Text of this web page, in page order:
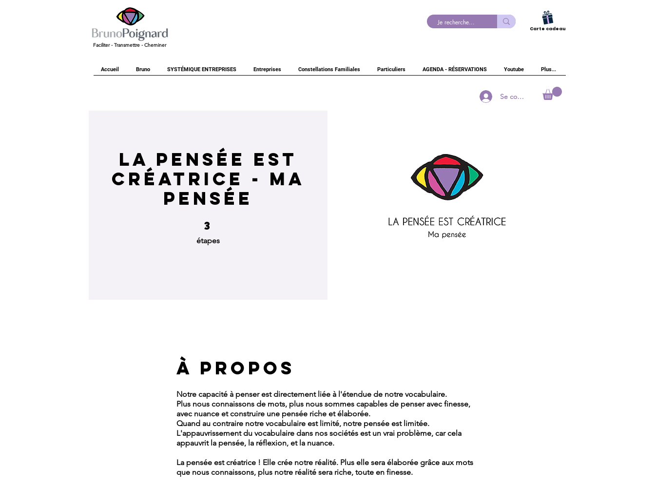
Faciliter - Transmettre - Cheminer
Carte cadeau
Accueil Bruno SYSTÉMIQUE ENTREPRISES Entreprises Constellations Familiales Particuliers AGENDA - RÉSERVATIONS Youtube Plus...
Se connecter
La pensée est
créatrice - Ma
pensée
3
étapes
3 étapes
À propos
Notre capacité à penser est directement liée à l'étendue de notre vocabulaire.
Plus nous connaissons de mots, plus nous sommes capables de penser avec finesse,
avec nuance et construire une pensée riche et élaborée.
Quand au contraire notre vocabulaire est limité, notre pensée est limitée.
L'appauvrissement du vocabulaire dans nos sociétés est un vrai problème, car cela
appauvrit la pensée, la réflexion, et la nuance.
La pensée est créatrice ! Elle crée notre réalité. Plus elle sera élaborée grâce aux mots
que nous connaissons, plus notre réalité sera riche, toute en finesse.